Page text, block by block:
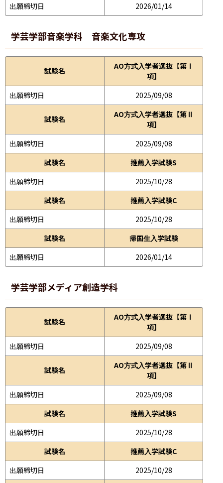
出願締切日
2026/01/14
学芸学部音楽学科 音楽文化専攻
試験名
AO方式入学者選抜【第Ⅰ
項】
出願締切日
2025/09/08
試験名
AO方式入学者選抜【第Ⅱ
項】
出願締切日
2025/09/08
試験名
推薦入学試験S
出願締切日
2025/10/28
試験名
推薦入学試験C
出願締切日
2025/10/28
試験名
帰国生入学試験
出願締切日
2026/01/14
学芸学部メディア創造学科
試験名
AO方式入学者選抜【第Ⅰ
項】
出願締切日
2025/09/08
試験名
AO方式入学者選抜【第Ⅱ
項】
出願締切日
2025/09/08
試験名
推薦入学試験S
出願締切日
2025/10/28
試験名
推薦入学試験C
出願締切日
2025/10/28